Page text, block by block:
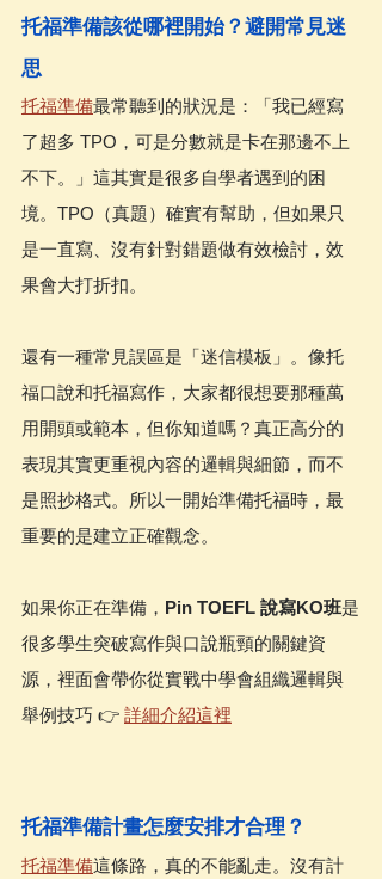
托福準備該從哪裡開始？避開常見迷
思
托福準備最常聽到的狀況是：「我已經寫
了超多 TPO，可是分數就是卡在那邊不上
不下。」這其實是很多自學者遇到的困
境。TPO（真題）確實有幫助，但如果只
是一直寫、沒有針對錯題做有效檢討，效
果會大打折扣。
還有一種常見誤區是「迷信模板」。像托
福口說和托福寫作，大家都很想要那種萬
用開頭或範本，但你知道嗎？真正高分的
表現其實更重視內容的邏輯與細節，而不
是照抄格式。所以一開始準備托福時，最
重要的是建立正確觀念。
如果你正在準備， Pin TOEFL 說寫KO班是
很多學生突破寫作與口說瓶頸的關鍵資
源，裡面會帶你從實戰中學會組織邏輯與
舉例技巧 👉 詳細介紹這裡
托福準備計畫怎麼安排才合理？
托福準備這條路，真的不能亂走。沒有計